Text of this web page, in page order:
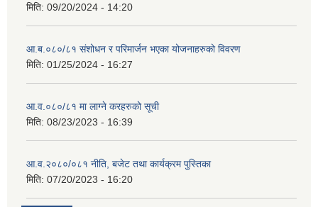
मिति: 09/20/2024 - 14:20
आ.ब.०८०/८१ संशोधन र परिमार्जन भएका योजनाहरुको विवरण
मिति: 01/25/2024 - 16:27
आ.व.०८०/८१ मा लाग्ने करहरुको सूची
मिति: 08/23/2023 - 16:39
आ.व.२०८०/०८१ नीति, बजेट तथा कार्यक्रम पुस्तिका
मिति: 07/20/2023 - 16:20